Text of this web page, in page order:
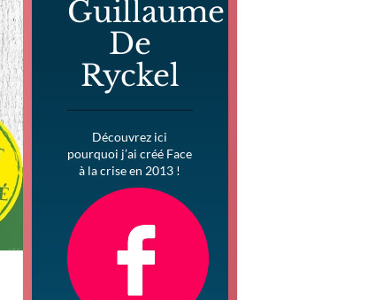
Guillaume
De
Ryckel
Découvrez ici
pourquoi j’ai créé Face
à la crise en 2013 !